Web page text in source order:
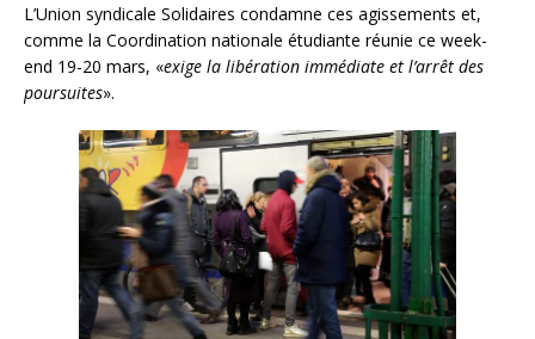
L’Union syndicale Solidaires condamne ces agissements et,
comme la Coordination nationale étudiante réunie ce week-
end 19-20 mars, «exige la libération immédiate et l’arrêt des
poursuites».